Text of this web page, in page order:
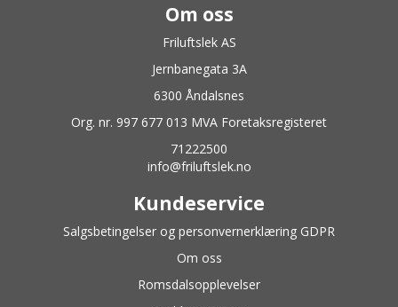
Om oss
Friluftslek AS
Jernbanegata 3A
6300 Åndalsnes
Org. nr. 997 677 013 MVA Foretaksregisteret
71222500
info@friluftslek.no
Kundeservice
Salgsbetingelser og personvernerklæring GDPR
Om oss
Romsdalsopplevelser